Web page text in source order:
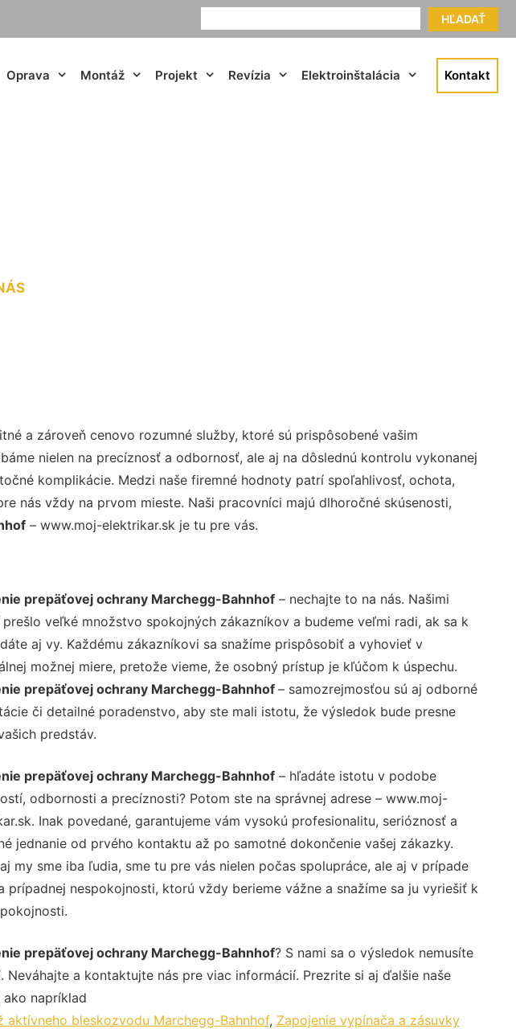
HĽADAŤ
Oprava Montáž Projekt Revízia Elektroinštalácia Kontakt
a zároveň cenovo rozumné služby, ktoré sú prispôsobené vašim
nielen na precíznosť a odbornosť, ale aj na dôslednú kontrolu vykonanej
komplikácie. Medzi naše firemné hodnoty patrí spoľahlivosť, ochota,
nás vždy na prvom mieste. Naši pracovníci majú dlhoročné skúsenosti,
– www.moj-elektrikar.sk je tu pre vás.
prepäťovej ochrany Marchegg-Bahnhof– nechajte to na nás. Našimi
prešlo veľké množstvo spokojných zákazníkov a budeme veľmi radi, ak sa k
aj vy. Každému zákazníkovi sa snažíme prispôsobiť a vyhovieť v
možnej miere, pretože vieme, že osobný prístup je kľúčom k úspechu.
prepäťovej ochrany Marchegg-Bahnhof – samozrejmosťou sú aj odborné
či detailné poradenstvo, aby ste mali istotu, že výsledok bude presne
predstáv.
prepäťovej ochrany Marchegg-Bahnhof– hľadáte istotu v podobe
odbornosti a precíznosti? Potom ste na správnej adrese – www.moj-
Inak povedané, garantujeme vám vysokú profesionalitu, serióznosť a
jednanie od prvého kontaktu až po samotné dokončenie vašej zákazky.
my sme iba ľudia, sme tu pre vás nielen počas spolupráce, ale aj v prípade
prípadnej nespokojnosti, ktorú vždy berieme vážne a snažíme sa ju vyriešiť k
prepäťovej ochrany Marchegg-Bahnhof? S nami sa o výsledok nemusíte
Neváhajte a kontaktujte nás pre viac informácií. Prezrite si aj ďalšie naše
ako napríklad
aktívneho bleskozvodu Marchegg-Bahnhof, Zapojenie vypínača a zásuvky